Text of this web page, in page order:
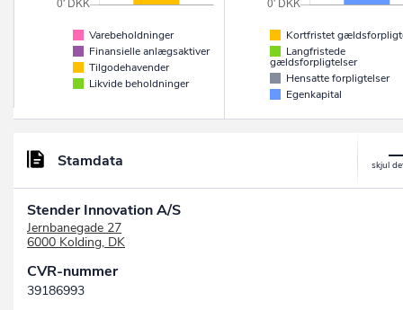
Varebeholdninger
Finansielle anlægsaktiver
Tilgodehavender
Likvide beholdninger
Kortfristet
Langfristede
gældsforpligtelser
Hensatte forpligtelser
Egenkapital
Stamdata
Stender Innovation A/S
Jernbanegade 27
6000 Kolding, DK
CVR-nummer
39186993